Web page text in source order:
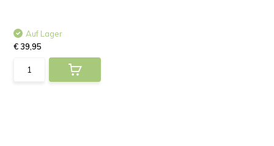
Auf Lager
€ 39,95